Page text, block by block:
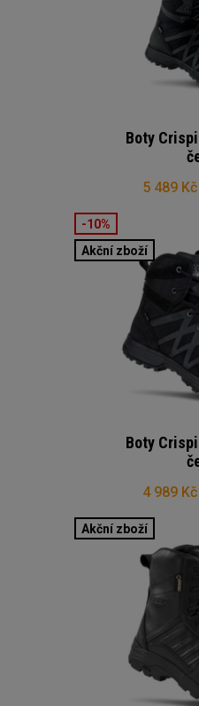
Boty Crispi
5 489 Kč
-10%
Akční zboží
Boty Crispi
4 989 Kč
Akční zboží